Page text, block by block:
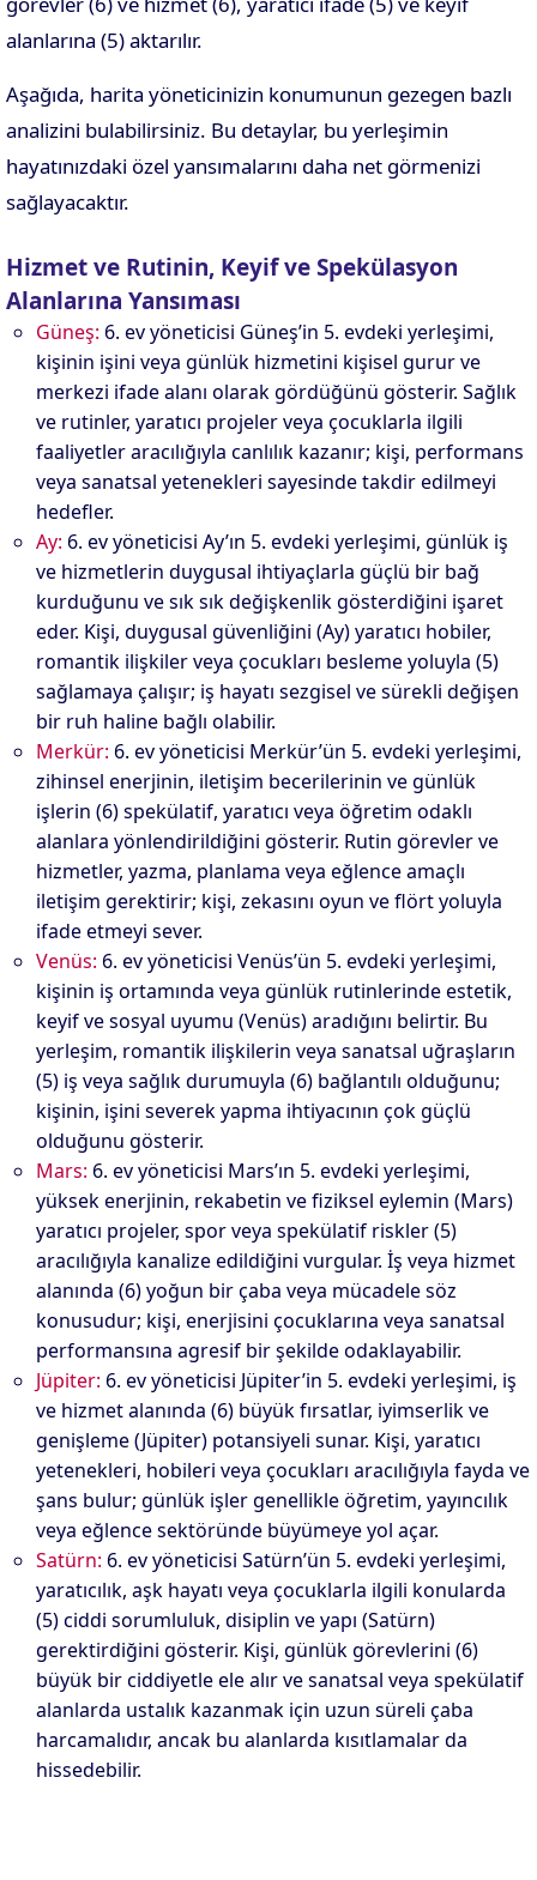
alanlarına (5) aktarılır.
Aşağıda, harita yöneticinizin konumunun gezegen bazlı
analizini bulabilirsiniz. Bu detaylar, bu yerleşimin
hayatınızdaki özel yansımalarını daha net görmenizi
sağlayacaktır.
Hizmet ve Rutinin, Keyif ve Spekülasyon
Alanlarına Yansıması
Güneş: 6. ev yöneticisi Güneş’in 5. evdeki yerleşimi,
kişinin işini veya günlük hizmetini kişisel gurur ve
merkezi ifade alanı olarak gördüğünü gösterir. Sağlık
ve rutinler, yaratıcı projeler veya çocuklarla ilgili
faaliyetler aracılığıyla canlılık kazanır; kişi, performans
veya sanatsal yetenekleri sayesinde takdir edilmeyi
hedefler.
Ay: 6. ev yöneticisi Ay’ın 5. evdeki yerleşimi, günlük iş
ve hizmetlerin duygusal ihtiyaçlarla güçlü bir bağ
kurduğunu ve sık sık değişkenlik gösterdiğini işaret
eder. Kişi, duygusal güvenliğini (Ay) yaratıcı hobiler,
romantik ilişkiler veya çocukları besleme yoluyla (5)
sağlamaya çalışır; iş hayatı sezgisel ve sürekli değişen
bir ruh haline bağlı olabilir.
Merkür: 6. ev yöneticisi Merkür’ün 5. evdeki yerleşimi,
zihinsel enerjinin, iletişim becerilerinin ve günlük
işlerin (6) spekülatif, yaratıcı veya öğretim odaklı
alanlara yönlendirildiğini gösterir. Rutin görevler ve
hizmetler, yazma, planlama veya eğlence amaçlı
iletişim gerektirir; kişi, zekasını oyun ve flört yoluyla
ifade etmeyi sever.
Venüs: 6. ev yöneticisi Venüs’ün 5. evdeki yerleşimi,
kişinin iş ortamında veya günlük rutinlerinde estetik,
keyif ve sosyal uyumu (Venüs) aradığını belirtir. Bu
yerleşim, romantik ilişkilerin veya sanatsal uğraşların
(5) iş veya sağlık durumuyla (6) bağlantılı olduğunu;
kişinin, işini severek yapma ihtiyacının çok güçlü
olduğunu gösterir.
Mars: 6. ev yöneticisi Mars’ın 5. evdeki yerleşimi,
yüksek enerjinin, rekabetin ve fiziksel eylemin (Mars)
yaratıcı projeler, spor veya spekülatif riskler (5)
aracılığıyla kanalize edildiğini vurgular. İş veya hizmet
alanında (6) yoğun bir çaba veya mücadele söz
konusudur; kişi, enerjisini çocuklarına veya sanatsal
performansına agresif bir şekilde odaklayabilir.
Jüpiter: 6. ev yöneticisi Jüpiter’in 5. evdeki yerleşimi, iş
ve hizmet alanında (6) büyük fırsatlar, iyimserlik ve
genişleme (Jüpiter) potansiyeli sunar. Kişi, yaratıcı
yetenekleri, hobileri veya çocukları aracılığıyla fayda ve
şans bulur; günlük işler genellikle öğretim, yayıncılık
veya eğlence sektöründe büyümeye yol açar.
Satürn: 6. ev yöneticisi Satürn’ün 5. evdeki yerleşimi,
yaratıcılık, aşk hayatı veya çocuklarla ilgili konularda
(5) ciddi sorumluluk, disiplin ve yapı (Satürn)
gerektirdiğini gösterir. Kişi, günlük görevlerini (6)
büyük bir ciddiyetle ele alır ve sanatsal veya spekülatif
alanlarda ustalık kazanmak için uzun süreli çaba
harcamalıdır, ancak bu alanlarda kısıtlamalar da
hissedebilir.